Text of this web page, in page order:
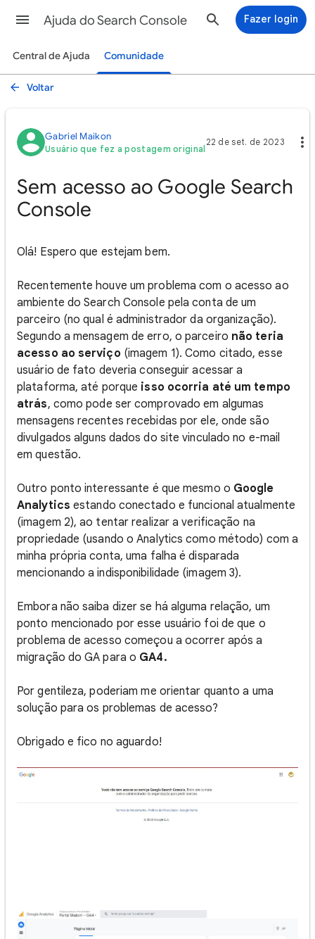
Ajuda do Search Console Fazer login
Central de Ajuda Comunidade
Voltar
Gabriel Maikon
Usuário que fez a postagem original
22 de set. de 2023
Sem acesso ao Google Search
Console
Olá! Espero que estejam bem.
Recentemente houve um problema com o acesso ao
ambiente do Search Console pela conta de um
parceiro (no qual é administrador da organização).
Segundo a mensagem de erro, o parceiro não teria
acesso ao serviço (imagem 1). Como citado, esse
usuário de fato deveria conseguir acessar a
plataforma, até porque isso ocorria até um tempo
atrás, como pode ser comprovado em algumas
mensagens recentes recebidas por ele, onde são
divulgados alguns dados do site vinculado no e-mail
em questão.
Outro ponto interessante é que mesmo o Google
Analytics estando conectado e funcional atualmente
(imagem 2), ao tentar realizar a verificação na
propriedade (usando o Analytics como método) com a
minha própria conta, uma falha é disparada
mencionando a indisponibilidade (imagem 3).
Embora não saiba dizer se há alguma relação, um
ponto mencionado por esse usuário foi de que o
problema de acesso começou a ocorrer após a
migração do GA para o GA4.
Por gentileza, poderiam me orientar quanto a uma
solução para os problemas de acesso?
Obrigado e fico no aguardo!